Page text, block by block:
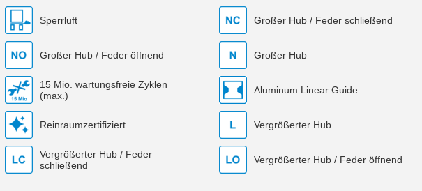
Sperrluft Großer Hub / Feder schließend
Großer Hub / Feder öffnend Großer Hub
15 Mio. wartungsfreie Zyklen
(max.)
Aluminum Linear Guide
Reinraumzertifiziert Vergrößerter Hub
Vergrößerter Hub / Feder
schließend
Vergrößerter Hub / Feder öffnend